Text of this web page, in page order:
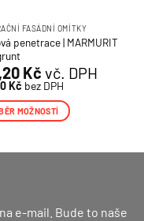
FASÁDNÍ OMÍTKY
penetrace | MARMURIT
Kč vč. DPH
Kč bez DPH
MOŽNOSTÍ
e-mail. Bude to naše